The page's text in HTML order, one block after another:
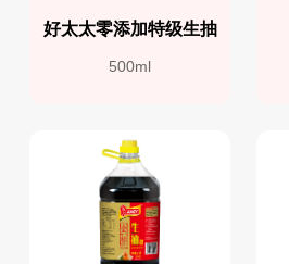
好太太零添加特级生抽
500ml